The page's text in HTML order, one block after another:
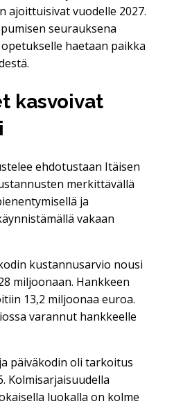
ajoittuisivat vuodelle 2027.
seurauksena
haetaan paikka
kasvoivat
ehdotustaan Itäisen
merkittävällä
ja
vakaan
kustannusarvio nousi
miljoonaan. Hankkeen
13,2 miljoonaa euroa.
varannut hankkeelle
päiväkodin oli tarkoitus
Kolmisarjaisuudella
luokalla on kolme